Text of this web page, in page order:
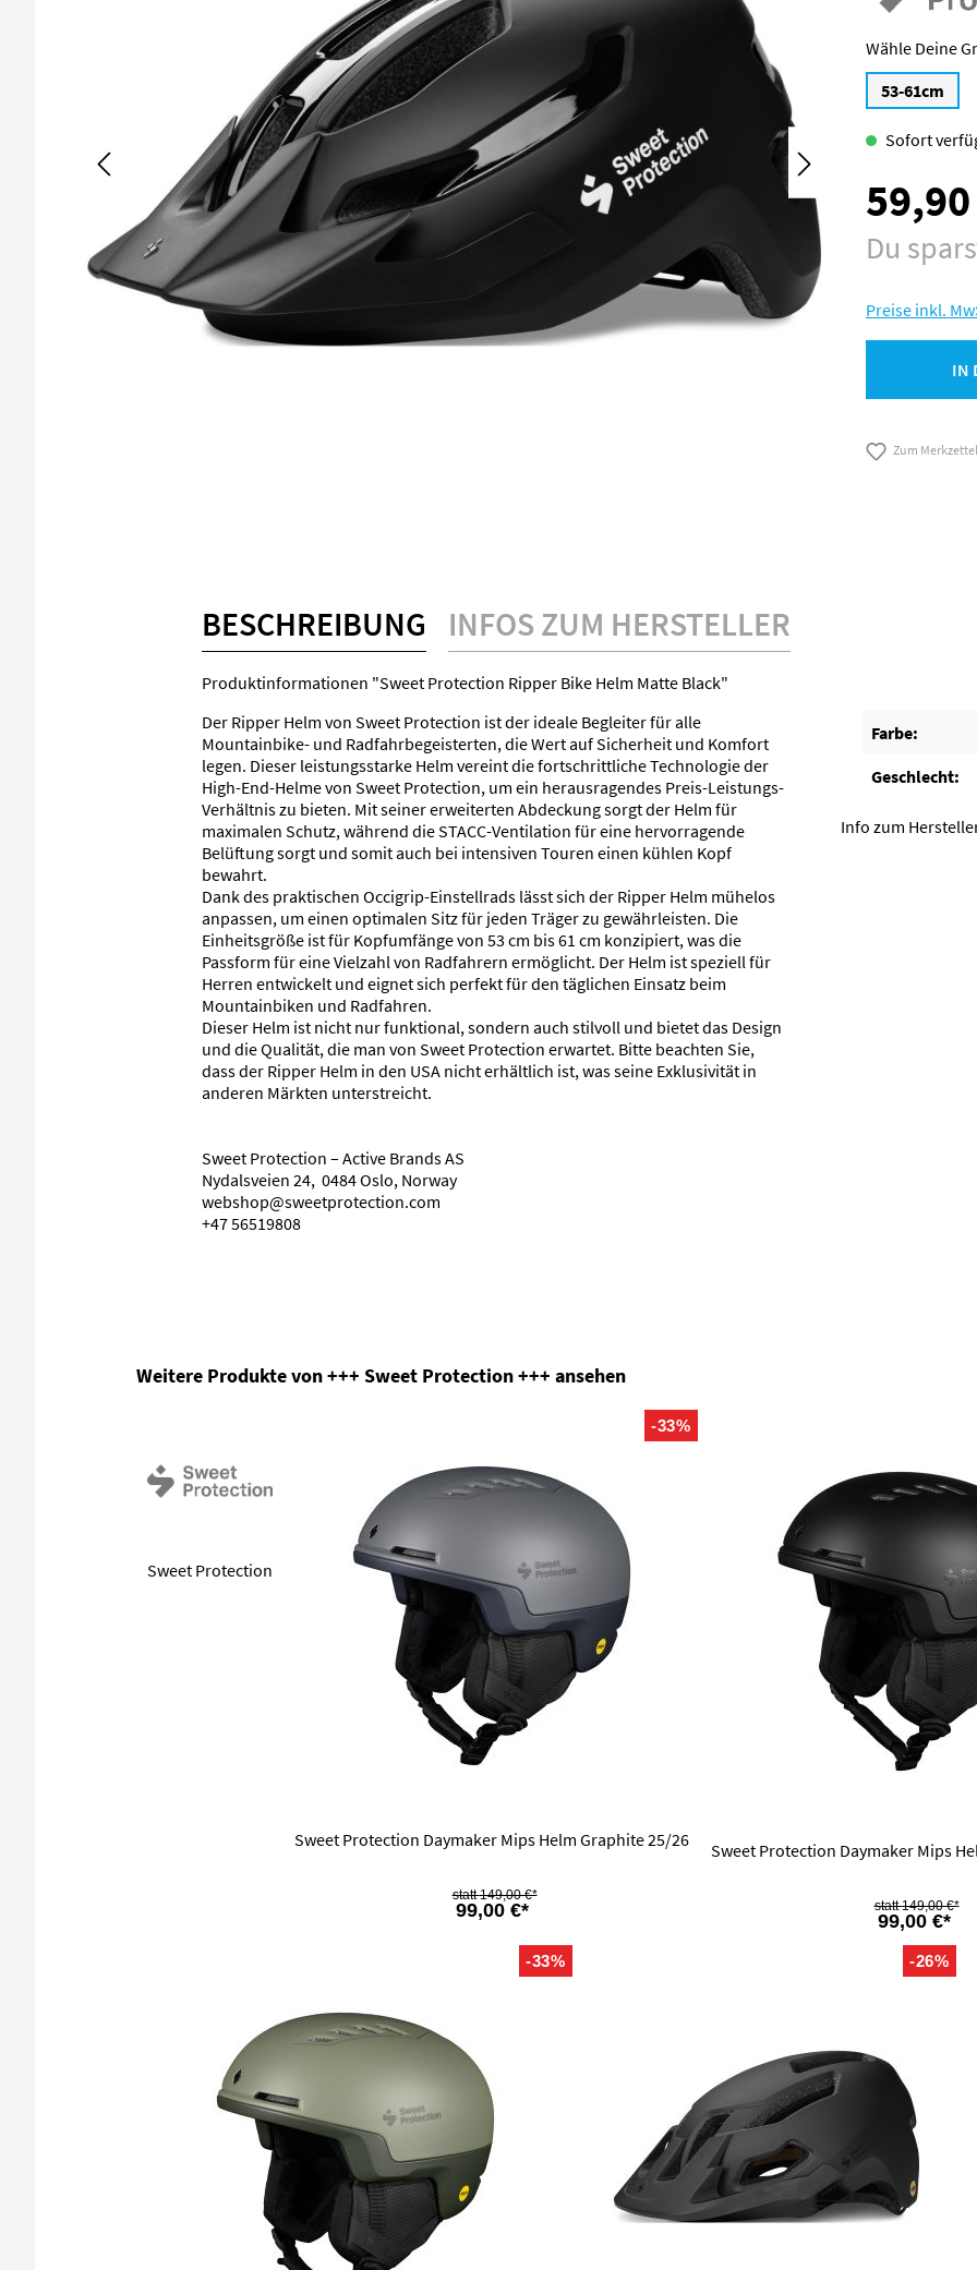
53-61cm
Sofort
Verkaufspreis:
Du
Preise inkl.
IN
Zum
BESCHREIBUNG INFOS ZUM HERSTELLER
Produktinformationen "Sweet Protection Ripper Bike Helm Matte Black"
Der Ripper Helm von Sweet Protection ist der ideale Begleiter für alle
Mountainbike- und Radfahrbegeisterten, die Wert auf Sicherheit und Komfort
legen. Dieser leistungsstarke Helm vereint die fortschrittliche Technologie der
High-End-Helme von Sweet Protection, um ein herausragendes Preis-Leistungs-
Verhältnis zu bieten. Mit seiner erweiterten Abdeckung sorgt der Helm für
maximalen Schutz, während die STACC-Ventilation für eine hervorragende
Belüftung sorgt und somit auch bei intensiven Touren einen kühlen Kopf
bewahrt.
Dank des praktischen Occigrip-Einstellrads lässt sich der Ripper Helm mühelos
anpassen, um einen optimalen Sitz für jeden Träger zu gewährleisten. Die
Einheitsgröße ist für Kopfumfänge von 53 cm bis 61 cm konzipiert, was die
Passform für eine Vielzahl von Radfahrern ermöglicht. Der Helm ist speziell für
Herren entwickelt und eignet sich perfekt für den täglichen Einsatz beim
Mountainbiken und Radfahren.
Dieser Helm ist nicht nur funktional, sondern auch stilvoll und bietet das Design
und die Qualität, die man von Sweet Protection erwartet. Bitte beachten Sie,
dass der Ripper Helm in den USA nicht erhältlich ist, was seine Exklusivität in
anderen Märkten unterstreicht.
Farbe:
Geschlecht:
Info zum
Sweet Protection – Active Brands AS
Nydalsveien 24, 0484 Oslo, Norway
webshop@sweetprotection.com
+47 56519808
Produktgalerie überspringen
Weitere Produkte von +++ Sweet Protection +++ ansehen
Sweet Protection
-33%
Sweet Protection Daymaker Mips Helm Graphite 25/26
99,00 €*
149,00 €*
Sweet Protection Daymaker Mips
99,00 €*
149,00 €*
-33% -26%